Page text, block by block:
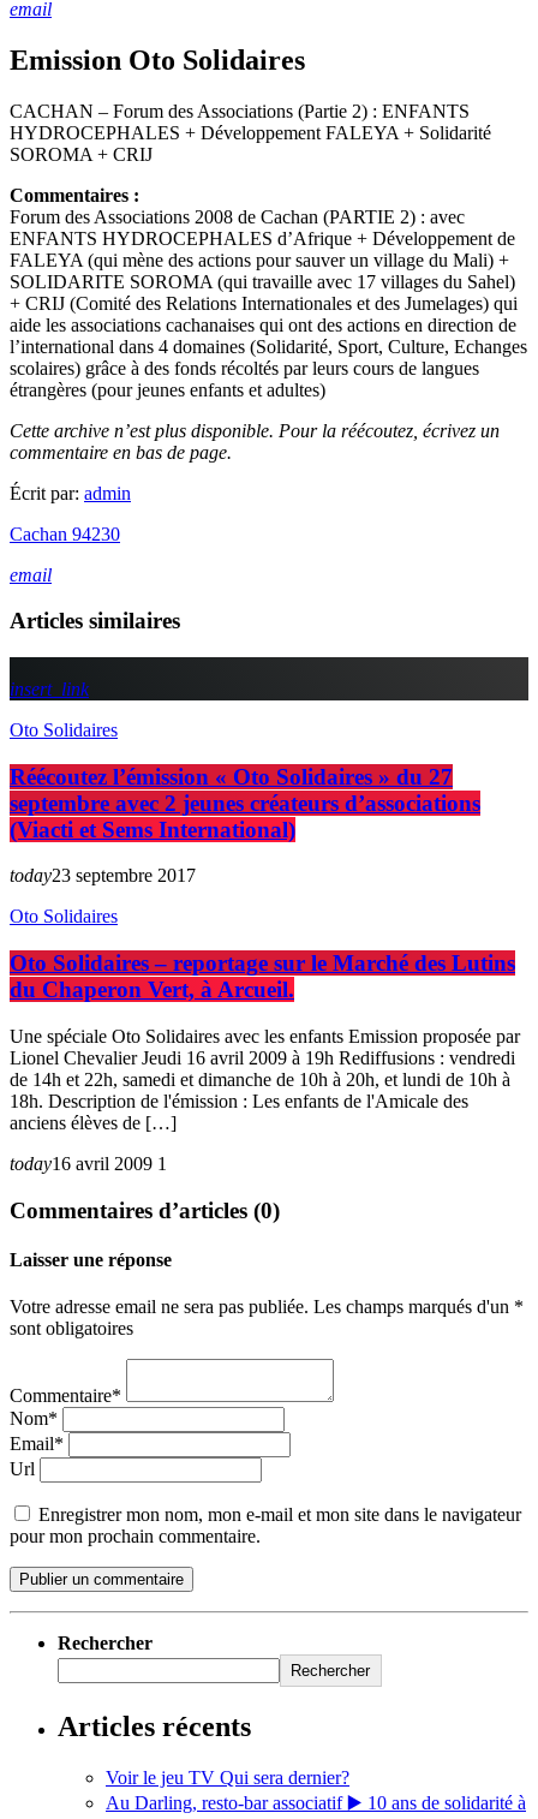
email
Emission Oto Solidaires
CACHAN – Forum des Associations (Partie 2) : ENFANTS
HYDROCEPHALES + Développement FALEYA + Solidarité
SOROMA + CRIJ
Commentaires :
Forum des Associations 2008 de Cachan (PARTIE 2) : avec
ENFANTS HYDROCEPHALES d’Afrique + Développement de
FALEYA (qui mène des actions pour sauver un village du Mali) +
SOLIDARITE SOROMA (qui travaille avec 17 villages du Sahel)
+ CRIJ (Comité des Relations Internationales et des Jumelages) qui
aide les associations cachanaises qui ont des actions en direction de
l’international dans 4 domaines (Solidarité, Sport, Culture, Echanges
scolaires) grâce à des fonds récoltés par leurs cours de langues
étrangères (pour jeunes enfants et adultes)
Cette archive n’est plus disponible. Pour la réécoutez, écrivez un
commentaire en bas de page.
Écrit par: admin
Cachan 94230
email
Articles similaires
insert_link
Oto Solidaires
Réécoutez l’émission « Oto Solidaires » du 27
septembre avec 2 jeunes créateurs d’associations
(Viacti et Sems International)
today23 septembre 2017
Oto Solidaires
Oto Solidaires – reportage sur le Marché des Lutins
du Chaperon Vert, à Arcueil.
Une spéciale Oto Solidaires avec les enfants Emission proposée par
Lionel Chevalier Jeudi 16 avril 2009 à 19h Rediffusions : vendredi
de 14h et 22h, samedi et dimanche de 10h à 20h, et lundi de 10h à
18h. Description de l'émission : Les enfants de l'Amicale des
anciens élèves de […]
today16 avril 2009 1
Commentaires d’articles (0)
Laisser une réponse
Votre adresse email ne sera pas publiée. Les champs marqués d'un *
sont obligatoires
Commentaire*
Nom*
Email*
Url
Enregistrer mon nom, mon e-mail et mon site dans le navigateur
pour mon prochain commentaire.
Rechercher
Rechercher
Articles récents
Voir le jeu TV Qui sera dernier?
Au Darling, resto-bar associatif ▶️ 10 ans de solidarité à